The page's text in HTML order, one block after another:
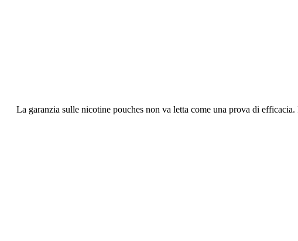
La garanzia sulle nicotine pouches non va letta come una prova di